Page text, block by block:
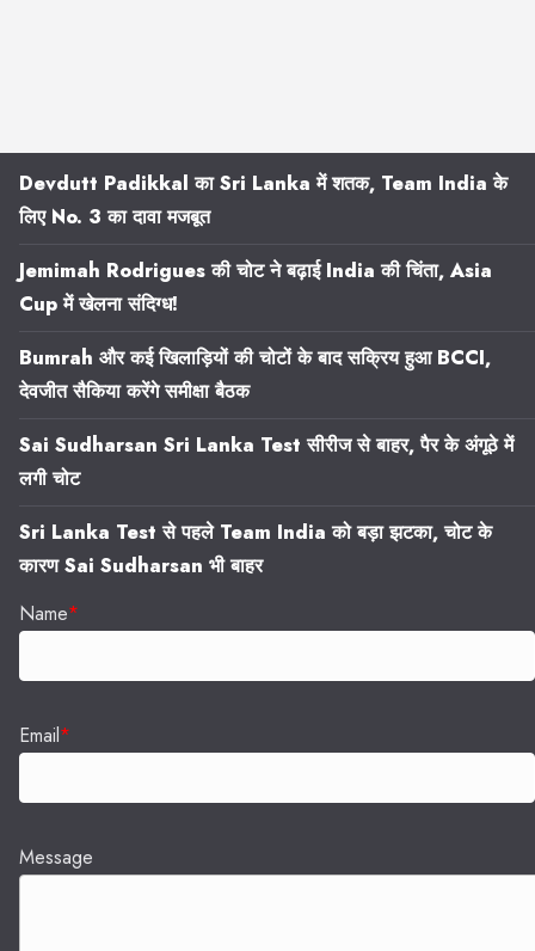
Devdutt Padikkal का Sri Lanka में शतक, Team India के
लिए No. 3 का दावा मजबूत
Jemimah Rodrigues की चोट ने बढ़ाई India की चिंता, Asia
Cup में खेलना संदिग्ध!
Bumrah और कई खिलाड़ियों की चोटों के बाद सक्रिय हुआ BCCI,
देवजीत सैकिया करेंगे समीक्षा बैठक
Sai Sudharsan Sri Lanka Test सीरीज से बाहर, पैर के अंगूठे में
लगी चोट
Sri Lanka Test से पहले Team India को बड़ा झटका, चोट के
कारण Sai Sudharsan भी बाहर
Name*
Email*
Message